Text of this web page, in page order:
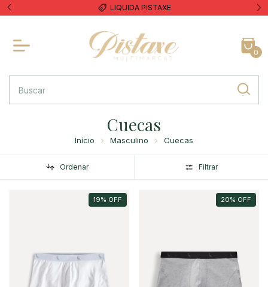
LIQUIDA PISTAXE
0
Cuecas
Início Masculino Cuecas
Ordenar Filtrar
19% OFF 20% OFF